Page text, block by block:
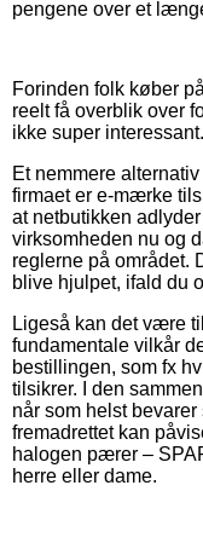
pengene over et
Forinden folk køber
reelt få overblik over
ikke super interessant.
Et nemmere
firmaet er e-mærke
at netbutikken
virksomheden nu og
reglerne på området.
blive hjulpet, ifald du
Ligeså kan det være
fundamentale vilkår
bestillingen, som fx
tilsikrer. I den
når som helst
fremadrettet kan
halogen pærer –
herre eller dame.